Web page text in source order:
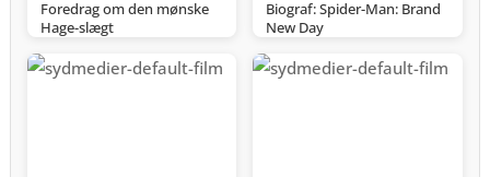
Foredrag om den mønske
Hage-slægt
Biograf: Spider-Man: Brand
New Day